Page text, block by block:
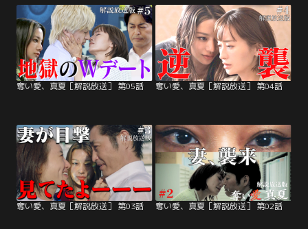
奪い愛、真夏［解説放送］ 第05話 奪い愛、真夏［解説放送］ 第04話
奪い愛、真夏［解説放送］ 第03話 奪い愛、真夏［解説放送］ 第02話